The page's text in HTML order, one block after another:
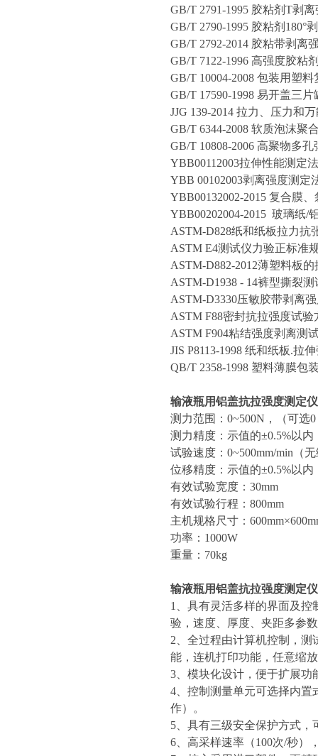
GB/T 2791-1995 胶粘剂T剥
GB/T 2790-1995 胶粘剂180°
GB/T 2792-2014 胶粘带剥离
GB/T 7122-1996 高强度胶粘
GB/T 10004-2008 包装用塑
GB/T 17590-1998 易开盖三片
JJG 139-2014 拉力、压力和
GB/T 6344-2008 软质泡沫聚
GB/T 10808-2006 高聚物多
YBB00112003拉伸性能测定法
YBB 00102003剥离强度测定
YBB00132002-2015 复合膜
YBB00202004-2015 玻璃纸/
ASTM-D828纸和纸板拉力抗
ASTM E4测试仪力验正标准
ASTM-D882-2012薄塑料板
ASTM-D1938 - 14裤型撕裂测
ASTM-D3330压敏胶带剥离
ASTM F88密封抗拉强度试验
ASTM F904粘结强度剥离测
JIS P8113-1998 纸和纸板.拉
QB/T 2358-1998 塑料薄膜包
输液瓶用铝盖抗拉强度测定仪
测力范围：0~500N，（可选
测力精度：示值的±0.5%以内
试验速度：0~500mm/min（
位移精度：示值的±0.5%以内
有效试验宽度：30mm
有效试验行程：800mm
主机规格尺寸：
功率：1000W
重量：70kg
输液瓶用铝盖抗拉强度测定仪
1、具有灵活多样的界面及
验，速度、厚度、夹距多参
2、全过程由计算机控制，
能，连机打印功能，任意缩
3、模块化设计，便于扩展功
4、控制测量单元可选择内
作）。
5、具有三级安全保护方式，
6、高采样速率（100次/秒）